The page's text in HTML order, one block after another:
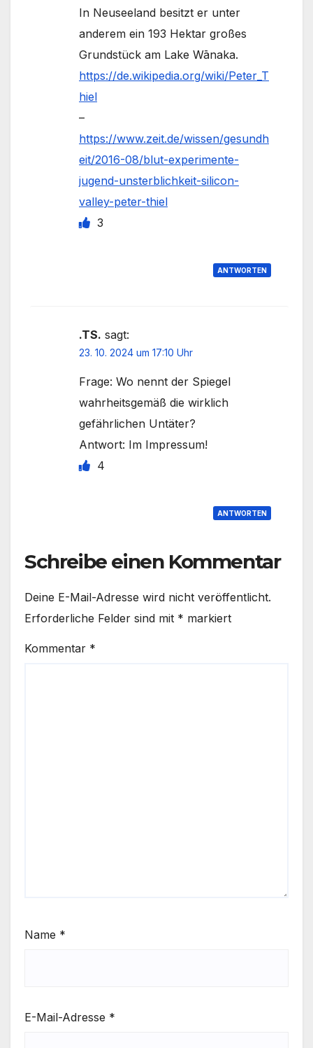
In Neuseeland besitzt er unter
anderem ein 193 Hektar großes
Grundstück am Lake Wānaka.
https://de.wikipedia.org/wiki/Peter_T
hiel
–
https://www.zeit.de/wissen/gesundh
eit/2016-08/blut-experimente-
jugend-unsterblichkeit-silicon-
valley-peter-thiel
3
ANTWORTEN
.TS. sagt:
23. 10. 2024 um 17:10 Uhr
Frage: Wo nennt der Spiegel
wahrheitsgemäß die wirklich
gefährlichen Untäter?
Antwort: Im Impressum!
4
ANTWORTEN
Schreibe einen Kommentar
Deine E-Mail-Adresse wird nicht veröffentlicht.
Erforderliche Felder sind mit * markiert
Kommentar *
Name *
E-Mail-Adresse *